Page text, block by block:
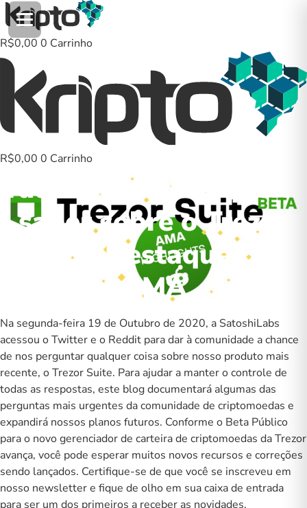
para
o
conteúdo
R$0,00 0 Carrinho
R$0,00 0 Carrinho
Tudo o que você queria
saber sobre o Trezor
Suite: Destaques do
AMA
Na segunda-feira 19 de Outubro de 2020, a SatoshiLabs
acessou o Twitter e o Reddit para dar à comunidade a chance
de nos perguntar qualquer coisa sobre nosso produto mais
recente, oTrezor Suite. Para ajudar a manter o controle de
todas as respostas, este blog documentará algumas das
perguntas mais urgentes da comunidade de criptomoedas e
expandirá nossos planos futuros. Conforme o Beta Público
para o novo gerenciador de carteira de criptomoedas da Trezor
avança, você pode esperar muitos novos recursos e correções
sendo lançados. Certifique-se de que você se inscreveu em
nosso newsletter e fique de olho em sua caixa de entrada
para ser um dos primeiros a receber as novidades.